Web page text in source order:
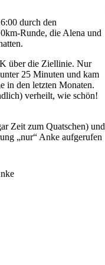
durch den
Runde, die Alena und
über die Ziellinie. Nur
25 Minuten und kam
in den letzten Monaten.
verheilt, wie schön!
Zeit zum Quatschen) und
„nur“ Anke aufgerufen